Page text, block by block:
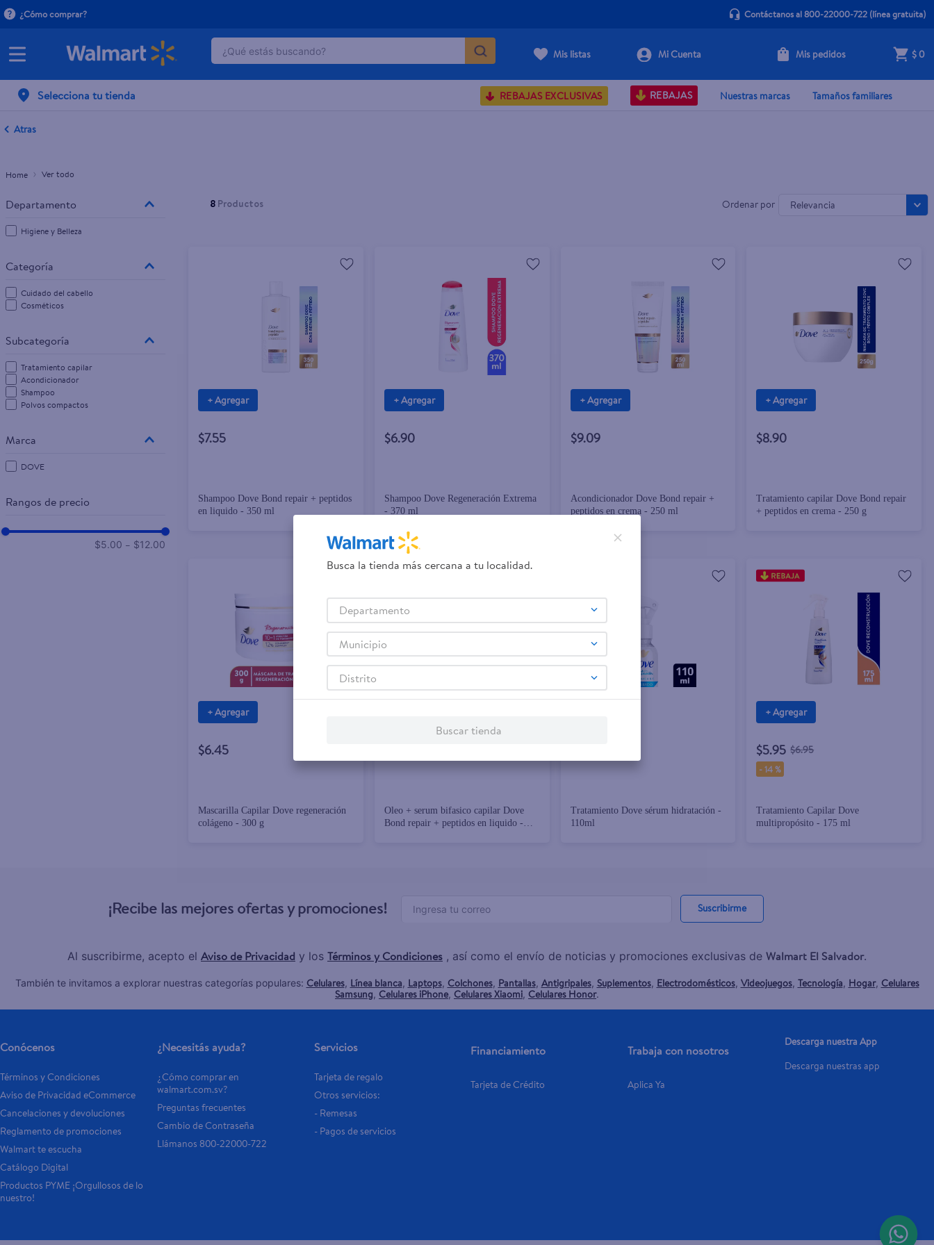
¿Cómo comprar? Contáctanos al 800-22000-722(línea gratuita)
¿Qué estás buscando?
Mis listas Mis pedidos $ 0
Selecciona tu tienda REBAJAS EXCLUSIVAS REBAJAS Nuestras marcas Tamaños familiares
Atras
Ver todo
Higiene y Belleza
Cuidado del cabello
Cosméticos
Tratamiento capilar
Acondicionador
Shampoo
Polvos compactos
DOVE
Rangos de precio
$5.00 – $12.00
8 Productos Relevancia
+ Agregar
$7.55
Shampoo Dove Bond repair + peptidos
en liquido - 350 ml
+ Agregar
$6.90
Shampoo Dove Regeneración Extrema
- 370 ml
+ Agregar
$9.09
Acondicionador Dove Bond repair +
peptidos en crema - 250 ml
+ Agregar
$8.90
Tratamiento capilar Dove Bond repair
+ peptidos en crema - 250 g
+ Agregar
$6.45
Mascarilla Capilar Dove regeneración
colágeno - 300 g
Oleo + serum bifasico capilar Dove
Bond repair + peptidos en liquido -
Tratamiento Dove sérum hidratación -
110ml
+ Agregar
$5.95 $6.95
-14 %
Tratamiento Capilar Dove
multipropósito - 175 ml
¡Recibe las mejores ofertas y promociones! Suscribirme
Al suscribirme, acepto el Aviso de Privacidad y los Términos y Condiciones , así como el envío de noticias y promociones exclusivas de Walmart El Salvador.
También te invitamos a explorar nuestras categorías populares: Celulares, Línea blanca, Laptops, Colchones, Pantallas, Antigripales, Suplementos, Electrodomésticos, Videojuegos, Tecnología, Hogar, Celulares
Samsung, Celulares iPhone, Celulares Xiaomi, Celulares Honor.
Conócenos
Términos y Condiciones
Aviso de Privacidad eCommerce
Cancelaciones y devoluciones
Reglamento de promociones
Walmart te escucha
Catálogo Digital
Productos PYME ¡Orgullosos de lo
nuestro!
¿Necesitás ayuda?
¿Cómo comprar en
walmart.com.sv?
Preguntas frecuentes
Cambio de Contraseña
Llámanos 800-22000-722
Servicios
Tarjeta de regalo
Otros servicios:
- Remesas
- Pagos de servicios
Financiamiento
Tarjeta de Crédito
Trabaja con nosotros
Aplica Ya
Descarga nuestra App
Descarga nuestras app
Busca la tienda más cercana a tu localidad.
Departamento
Municipio
Distrito
Buscar tienda
TÉRMINOS MÁS BUSCADOS